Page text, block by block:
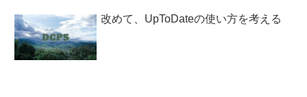
改めて、UpToDateの使い方を考える